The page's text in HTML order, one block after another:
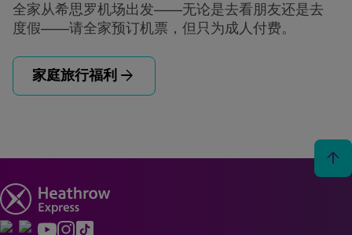
全家从希思罗机场出发——无论是去看朋友还是去
度假——请全家预订机票，但只为成人付费。
家庭旅行福利 arrow_forward
arrow_upward